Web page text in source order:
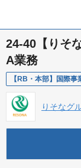
24-40【りそ
A業務
りそなグ